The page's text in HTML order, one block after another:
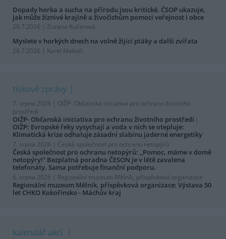
Dopady horka a sucha na přírodu jsou kritické. ČSOP ukazuje,
jak může žíznivé krajině a živočichům pomoci veřejnost i obce
29.7.2026 | Zuzana Kučerová
Myslete v horkých dnech na volně žijící ptáky a další zvířata
28.7.2026 | Karel Makoň
tiskové zprávy
7. srpna 2026 | OIŽP- Občanská iniciativa pro ochranu životního
prostředí
OIŽP- Občanská iniciativa pro ochranu životního prostředí :
OIŽP: Evropské řeky vysychají a voda v nich se otepluje:
Klimatická krize odhaluje zásadní slabinu jaderné energetiky
7. srpna 2026 | Česká společnost pro ochranu netopýrů
Česká společnost pro ochranu netopýrů: „Pomoc, máme v domě
netopýry!“ Bezplatná poradna ČESON je v létě zavalena
telefonáty. Sama potřebuje finanční podporu.
6. srpna 2026 | Regionální muzeum Mělník, příspěvková organizace
Regionální muzeum Mělník, příspěvková organizace: Výstava 50
let CHKO Kokořínsko - Máchův kraj
kalendář akcí